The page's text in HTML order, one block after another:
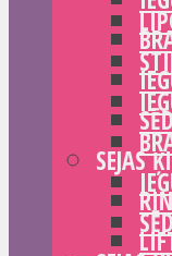
SEJAS